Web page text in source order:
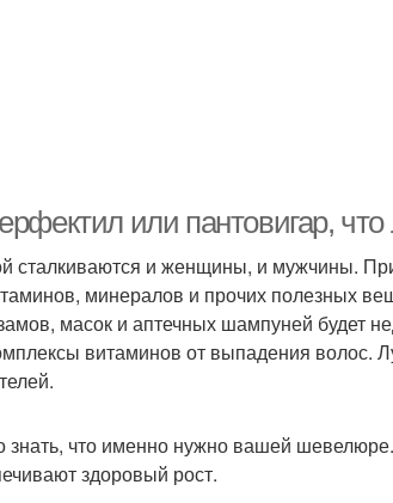
или пантовигар,
сталкиваются и женщины, и мужчины.
минералов и прочих полезных
масок и аптечных шампуней будет
витаминов от выпадения волос.
что именно нужно вашей
здоровый рост.